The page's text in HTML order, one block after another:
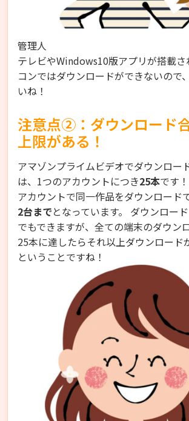
管理人
テレビやWindows10版アプリが搭載さ
コンではダウンロードができないので
いね！
注意点②：ダウンロード
上限がある！
アマゾンプライムビデオでダウンロー
は、1つのアカウントにつき25本です
アカウントで同一作品をダウンロード
2台までとなっています。 ダウンロー
でもできますが、全ての端末のダウン
25本に達したらそれ以上ダウンロード
ということですね！